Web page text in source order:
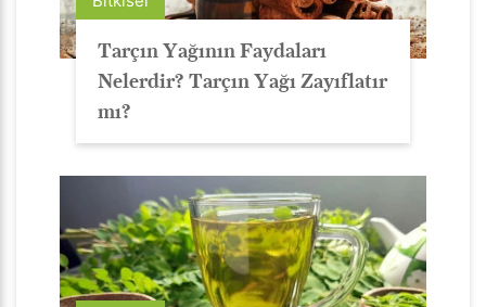
Tarçın Yağının Faydaları
Nelerdir? Tarçın Yağı Zayıflatır
mı?